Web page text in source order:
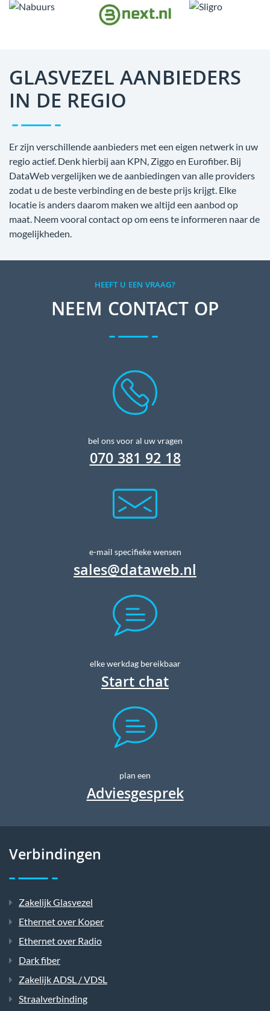
GLASVEZEL AANBIEDERS
IN DE REGIO
Er zijn verschillende aanbieders met een eigen netwerk in uw
regio actief. Denk hierbij aan KPN, Ziggo en Eurofiber. Bij
DataWeb vergelijken we de aanbiedingen van alle providers
zodat u de beste verbinding en de beste prijs krijgt. Elke
locatie is anders daarom maken we altijd een aanbod op
maat. Neem vooral contact op om eens te informeren naar de
mogelijkheden.
HEEFT U EEN VRAAG?
NEEM CONTACT OP
bel ons voor al uw vragen
070 381 92 18
e-mail specifieke wensen
sales@dataweb.nl
elke werkdag bereikbaar
Start chat
plan een
Adviesgesprek
Verbindingen
Zakelijk Glasvezel
Ethernet over Koper
Ethernet over Radio
Dark fiber
Zakelijk ADSL / VDSL
Straalverbinding